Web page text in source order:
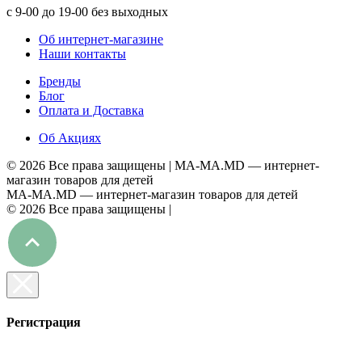
с 9-00 до 19-00 без выходных
Об интернет-магазине
Наши контакты
Бренды
Блог
Оплата и Доставка
Об Акциях
© 2026 Все права защищены | MA-MA.MD — интернет-
магазин товаров для детей
MA-MA.MD — интернет-магазин товаров для детей
© 2026 Все права защищены |
Регистрация